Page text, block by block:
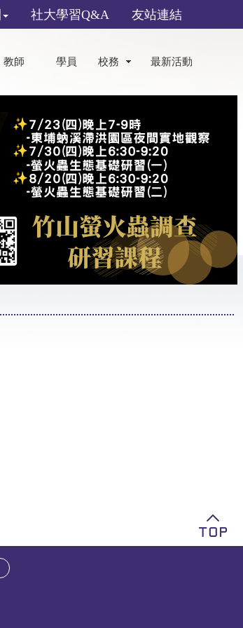
社大學習Q&A 友站連結
教師 學員 校務 最新活動